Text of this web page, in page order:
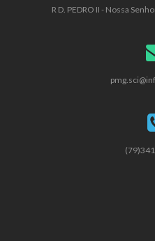
R D. PEDRO II - Nossa